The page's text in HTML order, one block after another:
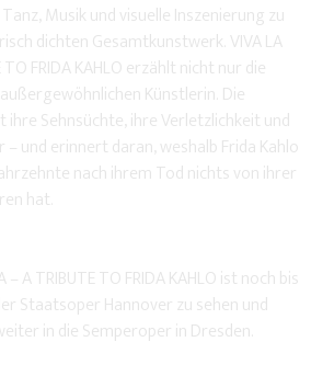
Musik und visuelle Inszenierung zu
dichten Gesamtkunstwerk. VIVA LA
TO FRIDA KAHLO erzählt nicht nur die
Künstlerin. Die
Sehnsüchte, ihre Verletzlichkeit und
und erinnert daran, weshalb Frida Kahlo
nach ihrem Tod nichts von ihrer
hat.
– A TRIBUTE TO FRIDA KAHLO ist noch bis
Staatsoper Hannover zu sehen und
in die Semperoper in Dresden.